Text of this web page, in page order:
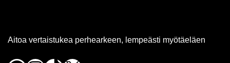
Aitoa vertaistukea perhearkeen, lempeästi myötäeläen